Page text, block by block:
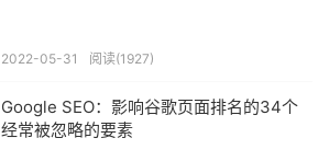
2022-05-31 阅读(1927)
Google SEO：影响谷歌页面排名的34个
经常被忽略的要素